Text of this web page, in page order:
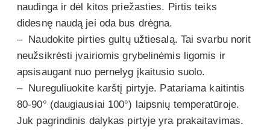
naudinga ir dėl kitos priežasties. Pirtis teiks
didesnę naudą jei oda bus drėgna.
– Naudokite pirties gultų užtiesalą. Tai svarbu norit
neužsikrėsti įvairiomis grybelinėmis ligomis ir
apsisaugant nuo pernelyg įkaitusio suolo.
– Nureguliuokite karštį pirtyje. Patariama kaitintis
80-90° (daugiausiai 100°) laipsnių temperatūroje.
Juk pagrindinis dalykas pirtyje yra prakaitavimas.